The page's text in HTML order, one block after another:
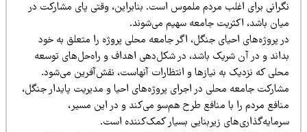
برای اغلب مردم ملموس است. بنابراین، وقتی پای مشارکت در
باشد، اکثریت جامعه سهیم می‌شوند.
پروژه‌های احیای جنگل، اگر جامعه محلی پروژه را متعلق به خود
و در آن شریک باشد، در شکل‌دهی اهداف و راه‌حل‌های توسعه
که نزدیک به نیازها و انتظارات آنهاست، نقش‌آفرین می‌شود.
جامعه محلی در اجرای پروژه‌های احیا و مدیریت پایدار جنگل،
مردم را با منافع طرح هم‌سو می‌کند و در این مسیر،
زیربنایی بسیار کمک‌کننده است.